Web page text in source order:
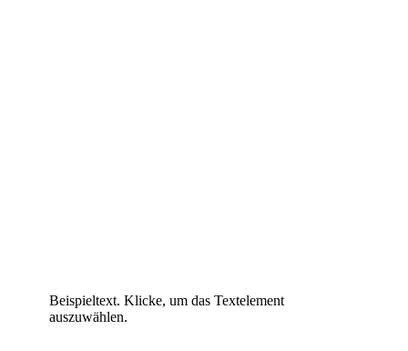
Beispieltext. Klicke, um das Textelement
auszuwählen.